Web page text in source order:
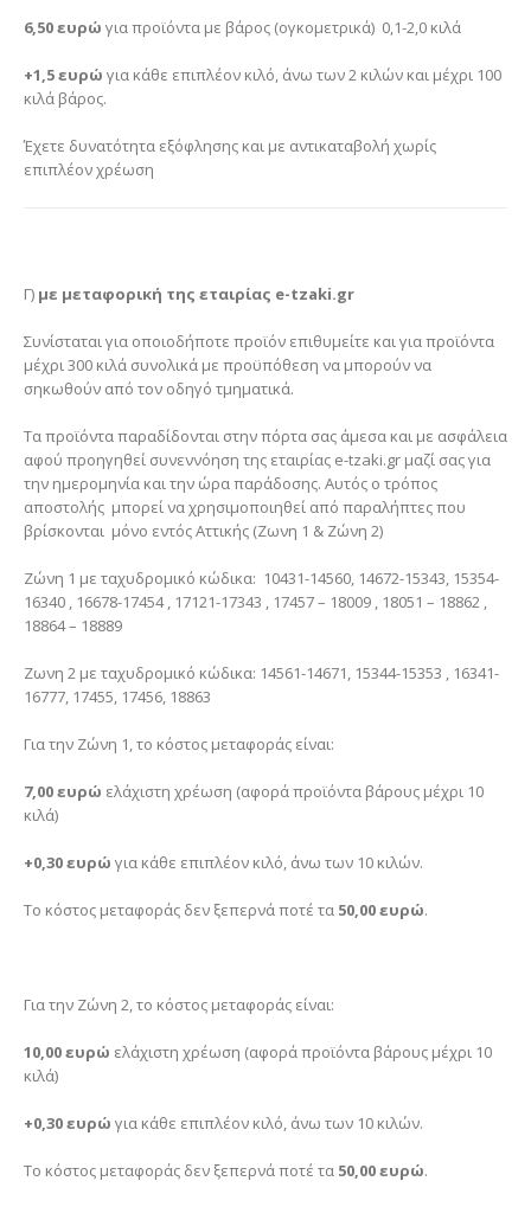
6,50 ευρώ για προϊόντα με βάρος (ογκομετρικά) 0,1-2,0 κιλά
+1,5 ευρώ για κάθε επιπλέον κιλό, άνω των 2 κιλών και μέχρι 100
κιλά βάρος.
Έχετε δυνατότητα εξόφλησης και με αντικαταβολή χωρίς
επιπλέον χρέωση
Γ) με μεταφορική της εταιρίας e-tzaki.gr
Συνίσταται για οποιοδήποτε προϊόν επιθυμείτε και για προϊόντα
μέχρι 300 κιλά συνολικά με προϋπόθεση να μπορούν να
σηκωθούν από τον οδηγό τμηματικά.
Τα προϊόντα παραδίδονται στην πόρτα σας άμεσα και με ασφάλεια
αφού προηγηθεί συνεννόηση της εταιρίας e-tzaki.gr μαζί σας για
την ημερομηνία και την ώρα παράδοσης. Αυτός ο τρόπος
αποστολής μπορεί να χρησιμοποιηθεί από παραλήπτες που
βρίσκονται μόνο εντός Αττικής (Ζωνη 1 & Ζώνη 2)
Ζώνη 1 με ταχυδρομικό κώδικα: 10431-14560, 14672-15343, 15354-
16340 , 16678-17454 , 17121-17343 , 17457 – 18009 , 18051 – 18862 ,
18864 – 18889
Ζωνη 2 με ταχυδρομικό κώδικα: 14561-14671, 15344-15353 , 16341-
16777, 17455, 17456, 18863
Για την Ζώνη 1, το κόστος μεταφοράς είναι:
7,00 ευρώ ελάχιστη χρέωση (αφορά προϊόντα βάρους μέχρι 10
κιλά)
+0,30 ευρώ για κάθε επιπλέον κιλό, άνω των 10 κιλών.
Το κόστος μεταφοράς δεν ξεπερνά ποτέ τα 50,00 ευρώ.
Για την Ζώνη 2, το κόστος μεταφοράς είναι:
10,00 ευρώ ελάχιστη χρέωση (αφορά προϊόντα βάρους μέχρι 10
κιλά)
+0,30 ευρώ για κάθε επιπλέον κιλό, άνω των 10 κιλών.
Το κόστος μεταφοράς δεν ξεπερνά ποτέ τα 50,00 ευρώ.